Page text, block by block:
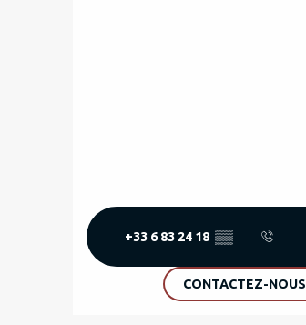
+33 6 83 24 18 ▒▒
CONTACTEZ-NOUS